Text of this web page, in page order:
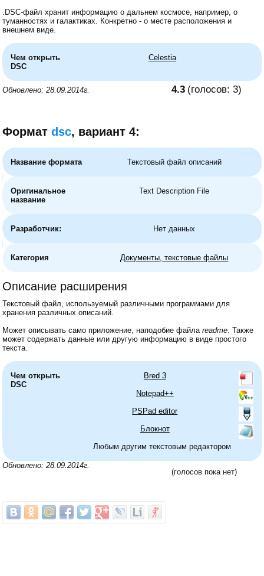
.DSC-файл хранит информацию о дальнем космосе, например, о
туманностях и галактиках. Конкретно - о месте расположения и
внешнем виде.
Чем открыть
DSC
Celestia
Обновлено: 28.09.2014г. 4.3 (голосов:3)
Форматdsc, вариант 4:
Название формата Текстовый файл описаний
Оригинальное
название
Text Description File
Разработчик: Нет данных
Категория Документы, текстовые файлы
Описание расширения
Текстовый файл, используемый различными программами для
хранения различных описаний.
Может описывать само приложение, наподобие файлаreadme. Также
может содержать данные или другую информацию в виде простого
текста.
Чем открыть
DSC
Bred 3
Notepad++
PSPad editor
Блокнот
Любым другим текстовым редактором
Обновлено: 28.09.2014г.
(голосов пока нет)